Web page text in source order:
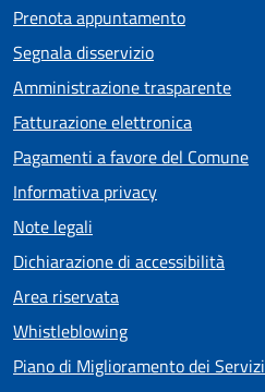
Prenota appuntamento
Segnala disservizio
Amministrazione trasparente
Fatturazione elettronica
Pagamenti a favore del Comune
Informativa privacy
Note legali
Dichiarazione di accessibilità
Area riservata
Whistleblowing
Piano di Miglioramento dei Servizi